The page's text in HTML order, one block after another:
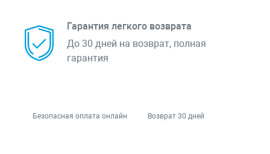
Гарантия легкого возврата
До 30 дней на возврат, полная
гарантия
Безопасная оплата онлайн Возврат 30 дней